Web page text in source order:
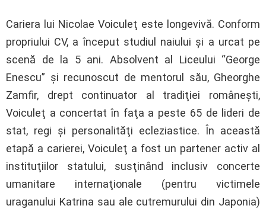
Cariera lui Nicolae Voiculeţ este longevivă. Conform
propriului CV, a început studiul naiului şi a urcat pe
scenă de la 5 ani. Absolvent al Liceului “George
Enescu” şi recunoscut de mentorul său, Gheorghe
Zamfir, drept continuator al tradiţiei româneşti,
Voiculeţ a concertat în faţa a peste 65 de lideri de
stat, regi şi personalităţi ecleziastice. În această
etapă a carierei, Voiculeţ a fost un partener activ al
instituţiilor statului, susţinând inclusiv concerte
umanitare internaţionale (pentru victimele
uraganului Katrina sau ale cutremurului din Japonia)